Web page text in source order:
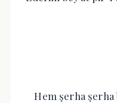
Hem şerha